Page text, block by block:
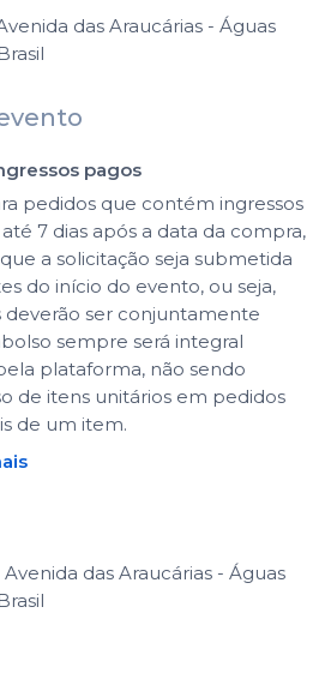
das Araucárias - Águas
pagos
pedidos que contém ingressos
7 dias após a data da compra,
a solicitação seja submetida
do início do evento, ou seja,
deverão ser conjuntamente
sempre será integral
plataforma, não sendo
de itens unitários em pedidos
de um item.
das Araucárias - Águas